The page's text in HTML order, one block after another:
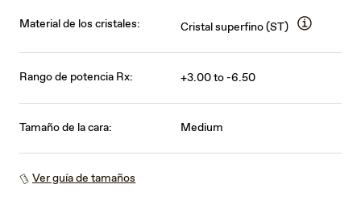
Material de los cristales: Cristal superfino (ST)
Rango de potencia Rx: +3.00 to -6.50
Tamaño de la cara: Medium
Ver guía de tamaños